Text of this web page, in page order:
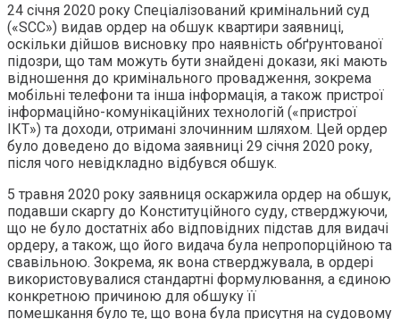
24 січня 2020 року Спеціалізований кримінальний суд
(«SCC») видав ордер на обшук квартири заявниці,
оскільки дійшов висновку про наявність обґрунтованої
підозри, що там можуть бути знайдені докази, які мають
відношення до кримінального провадження, зокрема
мобільні телефони та інша інформація, а також пристрої
інформаційно-комунікаційних технологій («пристрої
ІКТ») та доходи, отримані злочинним шляхом. Цей ордер
було доведено до відома заявниці 29 січня 2020 року,
після чого невідкладно відбувся обшук.
5 травня 2020 року заявниця оскаржила ордер на обшук,
подавши скаргу до Конституційного суду, стверджуючи,
що не було достатніх або відповідних підстав для видачі
ордеру, а також, що його видача була непропорційною та
свавільною. Зокрема, як вона стверджувала, в ордері
використовувалися стандартні формулювання, а єдиною
конкретною причиною для обшуку її
помешкання було те, що вона була присутня на судовому